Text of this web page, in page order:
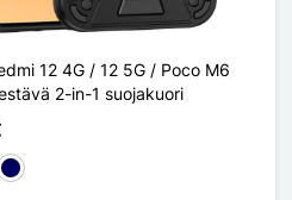
12 4G / 12 5G / Poco M6
2-in-1 suojakuori
Bleu Marine